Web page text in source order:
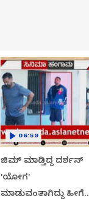
ಜಿಮ್ ಮಾಡ್ತಿದ್ದ ದರ್ಶನ್
'ಯೋಗ'
ಮಾಡುವಂತಾಗಿದ್ದು ಹೀಗೆ..
06:59